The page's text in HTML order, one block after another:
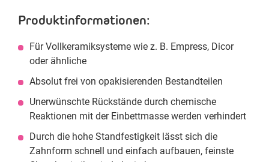
Produktinformationen:
Für Vollkeramiksysteme wie z. B. Empress, Dicor
oder ähnliche
Absolut frei von opakisierenden Bestandteilen
Unerwünschte Rückstände durch chemische
Reaktionen mit der Einbettmasse werden verhindert
Durch die hohe Standfestigkeit lässt sich die
Zahnform schnell und einfach aufbauen, feinste